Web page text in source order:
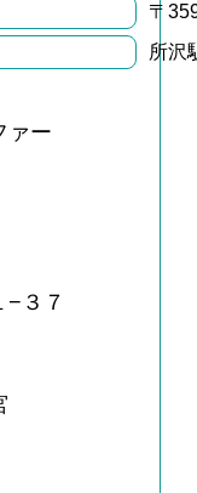
〒
所沢
ァー
−３７